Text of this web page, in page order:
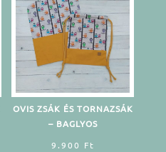
OVIS ZSÁK ÉS TORNAZSÁK
– BAGLYOS
9.900 Ft